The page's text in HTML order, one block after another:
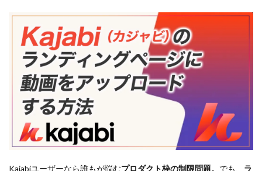
Kajabiユーザーなら誰もが悩むプロダクト枠の制限問題。 でも、 ラ